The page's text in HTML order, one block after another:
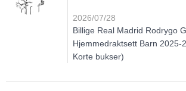
2026/07/28
Billige Real Madrid Rodrygo
Hjemmedraktsett Barn 2025-
Korte bukser)